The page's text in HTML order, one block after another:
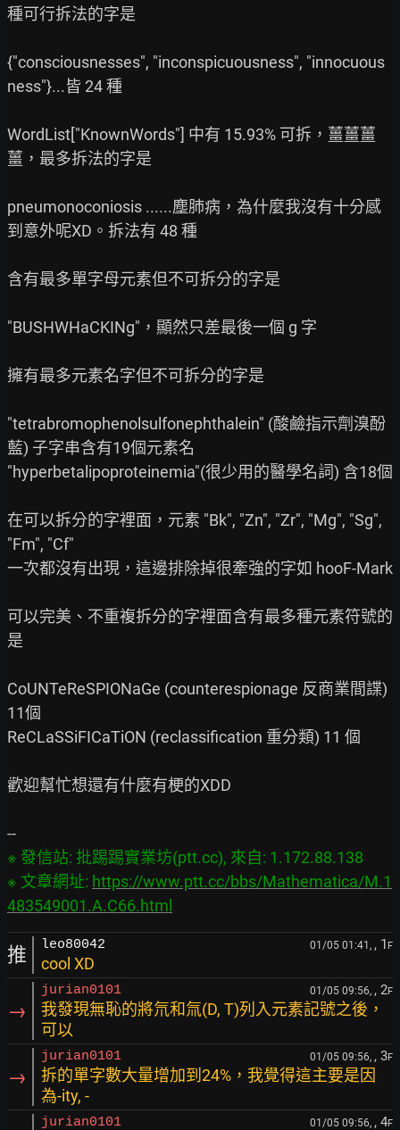
種可行拆法的字是
{"consciousnesses", "inconspicuousness", "innocuous
ness"}...皆 24 種
WordList["KnownWords"] 中有 15.93% 可拆，薑薑薑
薑，最多拆法的字是
pneumonoconiosis ......塵肺病，為什麼我沒有十分感
到意外呢XD。拆法有 48 種
含有最多單字母元素但不可拆分的字是
"BUSHWHaCKINg"，顯然只差最後一個 g 字
擁有最多元素名字但不可拆分的字是
"tetrabromophenolsulfonephthalein" (酸鹼指示劑溴酚
藍) 子字串含有19個元素名
"hyperbetalipoproteinemia"(很少用的醫學名詞) 含18個
在可以拆分的字裡面，元素 "Bk", "Zn", "Zr", "Mg", "Sg",
"Fm", "Cf"
一次都沒有出現，這邊排除掉很牽強的字如 hooF-Mark
可以完美、不重複拆分的字裡面含有最多種元素符號的
是
CoUNTeReSPIONaGe (counterespionage 反商業間諜)
11個
ReCLaSSiFICaTiON (reclassification 重分類) 11 個
歡迎幫忙想還有什麼有梗的XDD
※ 發信站: 批踢踢實業坊(ptt.cc), 來自: 1.172.88.138
※ 文章網址: https://www.ptt.cc/bbs/Mathematica/M.1
483549001.A.C66.html
推 leo80042 01/05 01:41, , 1 F
cool XD
→
jurian0101 01/05 09:56, , 2F
我發現無恥的將氘和氚(D, T)列入元素記號之後，
可以
→
jurian0101 01/05 09:56, , 3F
拆的單字數大量增加到24%，我覺得這主要是因
為-ity, -
jurian0101 01/05 09:56, , 4F